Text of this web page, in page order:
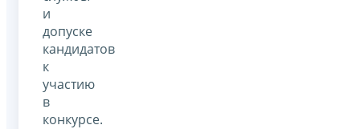
и
допуске
кандидатов
к
участию
в
конкурсе.